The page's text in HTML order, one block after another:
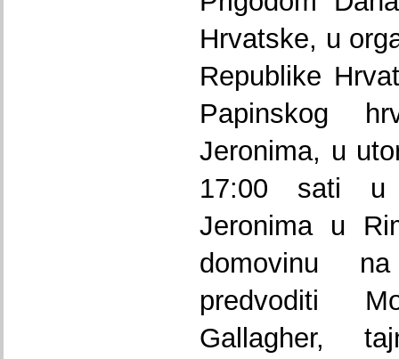
Hrvatske, u
Republike
Papinskog
Jeronima, u
17:00 sati u
Jeronima u
domovinu
predvoditi
Gallagher,